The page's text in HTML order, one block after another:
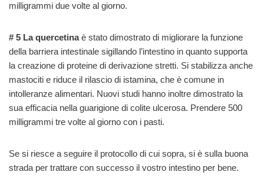
milligrammi due volte al giorno.
# 5 La quercetinaè stato dimostrato di migliorare la funzione
della barriera intestinale sigillando l’intestino in quanto supporta
la creazione di proteine di derivazione stretti. Si stabilizza anche
mastociti e riduce il rilascio di istamina, che è comune in
intolleranze alimentari. Nuovi studi hanno inoltre dimostrato la
sua efficacia nella guarigione di colite ulcerosa. Prendere 500
milligrammi tre volte al giorno con i pasti.
Se si riesce a seguire il protocollo di cui sopra, si è sulla buona
strada per trattare con successo il vostro intestino per bene.